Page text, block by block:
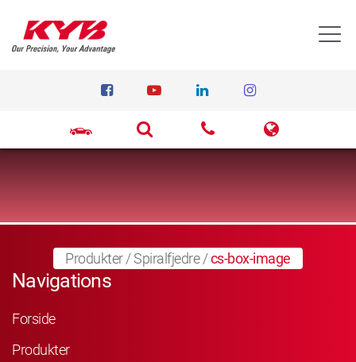
Produkter/Spiralfjedre/cs-box-image
Navigations
Forside
Produkter